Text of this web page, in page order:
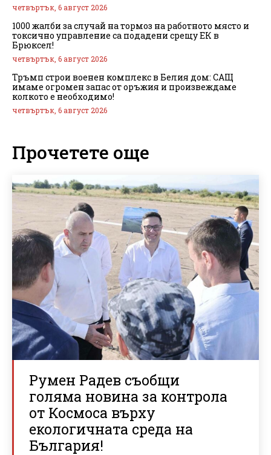
четвъртък, 6 август 2026
1000 жалби за случай на тормоз на работното място и
токсично управление са подадени срещу ЕК в
Брюксел!
четвъртък, 6 август 2026
Тръмп строи военен комплекс в Белия дом: САЩ
имаме огромен запас от оръжия и произвеждаме
колкото е необходимо!
четвъртък, 6 август 2026
Прочетете още
Румен Радев съобщи
голяма новина за контрола
от Космоса върху
екологичната среда на
България!